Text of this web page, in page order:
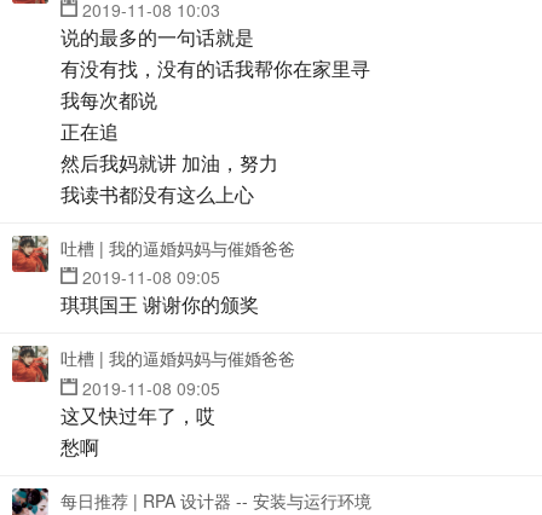
2019-11-08 10:03
说的最多的一句话就是
有没有找，没有的话我帮你在家里寻
我每次都说
正在追
然后我妈就讲 加油，努力
我读书都没有这么上心
吐槽 | 我的逼婚妈妈与催婚爸爸
2019-11-08 09:05
琪琪国王 谢谢你的颁奖
吐槽 | 我的逼婚妈妈与催婚爸爸
2019-11-08 09:05
这又快过年了，哎
愁啊
每日推荐 | RPA 设计器 -- 安装与运行环境